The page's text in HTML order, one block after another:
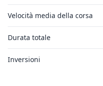
Velocità media della corsa
Durata totale
Inversioni